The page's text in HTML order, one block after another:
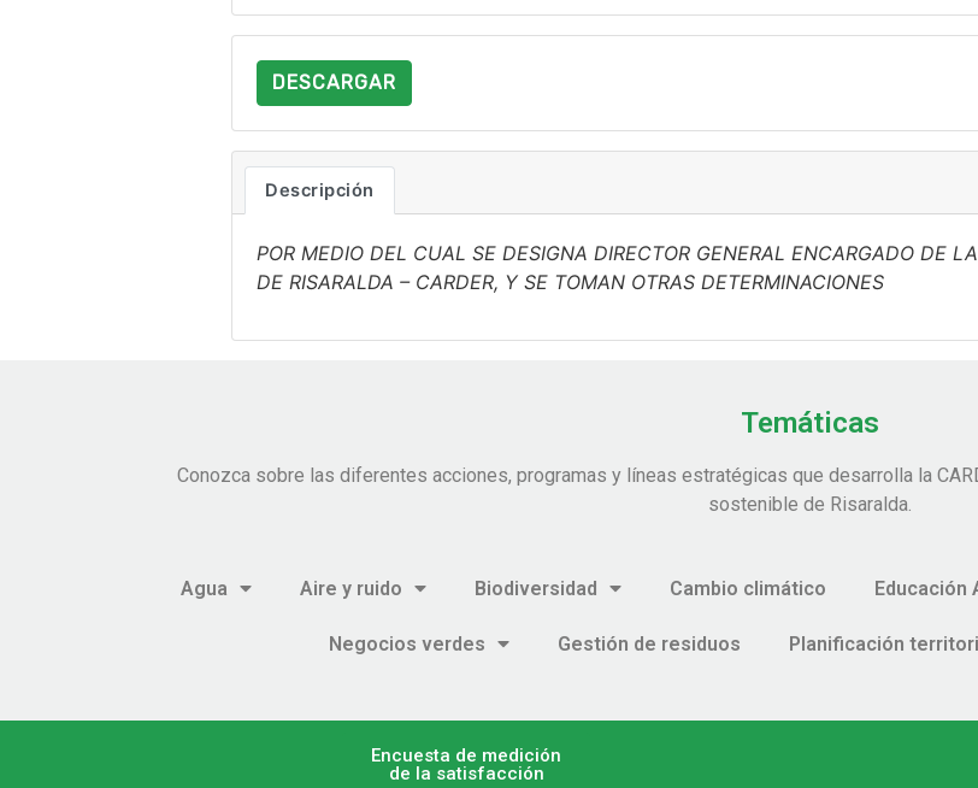
DESCARGAR
Descripción
POR MEDIO DEL CUAL SE DESIGNA DIRECTOR GENERAL ENCARGADO DE
DE RISARALDA – CARDER, Y SE TOMAN OTRAS DETERMINACIONES
Temáticas
Conozca sobre las diferentes acciones, programas y líneas estratégicas que desarrolla la
sostenible de Risaralda.
Agua Aire y ruido Biodiversidad Cambio climático Educación
Negocios verdes Gestión de residuos Planificación
Encuesta de medición
de la satisfacción